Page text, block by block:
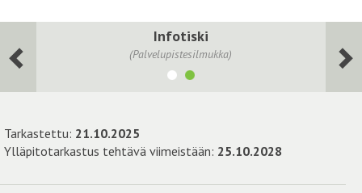
Infotiski
(Palvelupistesilmukka)
Tarkastettu: 21.10.2025
Ylläpitotarkastus tehtävä viimeistään: 25.10.2028